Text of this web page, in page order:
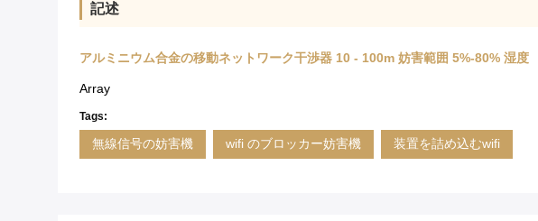
記述
アルミニウム合金の移動ネットワーク干渉器 10 - 100m 妨害範囲 5%-80% 湿度
Array
Tags:
無線信号の妨害機 wifi のブロッカー妨害機 装置を詰め込むwifi